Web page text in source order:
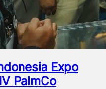
Expo
PalmCo